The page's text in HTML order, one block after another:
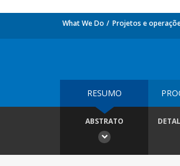
What We Do Projetos e
RESUMO
ABSTRATO